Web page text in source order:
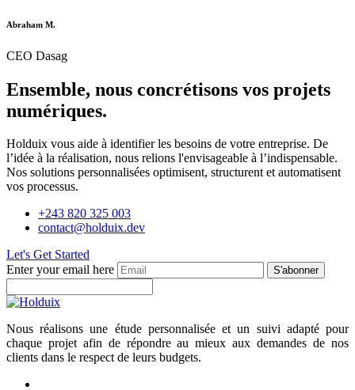
Abraham M.
CEO Dasag
Ensemble, nous concrétisons vos projets
numériques.
Holduix vous aide à identifier les besoins de votre entreprise. De
l’idée à la réalisation, nous relions l'envisageable à l’indispensable.
Nos solutions personnalisées optimisent, structurent et automatisent
vos processus.
+243 820 325 003
contact@holduix.dev
Let's Get Started
Enter your email here
S'abonner
Nous réalisons une étude personnalisée et un suivi adapté pour
chaque projet afin de répondre au mieux aux demandes de nos
clients dans le respect de leurs budgets.